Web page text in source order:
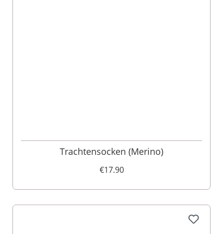
Trachtensocken (Merino)
€17.90